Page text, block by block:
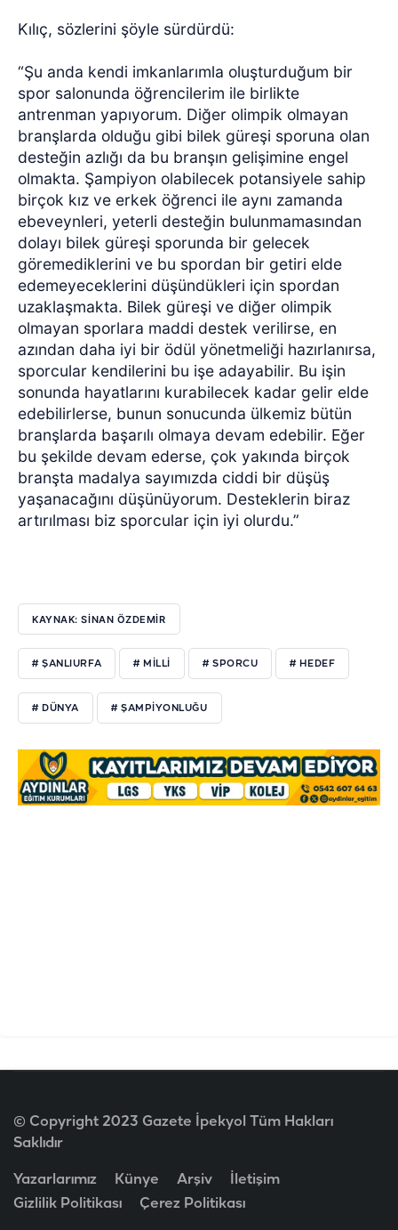
Kılıç, sözlerini şöyle sürdürdü:
“Şu anda kendi imkanlarımla oluşturduğum bir
spor salonunda öğrencilerim ile birlikte
antrenman yapıyorum. Diğer olimpik olmayan
branşlarda olduğu gibi bilek güreşi sporuna olan
desteğin azlığı da bu branşın gelişimine engel
olmakta. Şampiyon olabilecek potansiyele sahip
birçok kız ve erkek öğrenci ile aynı zamanda
ebeveynleri, yeterli desteğin bulunmamasından
dolayı bilek güreşi sporunda bir gelecek
göremediklerini ve bu spordan bir getiri elde
edemeyeceklerini düşündükleri için spordan
uzaklaşmakta. Bilek güreşi ve diğer olimpik
olmayan sporlara maddi destek verilirse, en
azından daha iyi bir ödül yönetmeliği hazırlanırsa,
sporcular kendilerini bu işe adayabilir. Bu işin
sonunda hayatlarını kurabilecek kadar gelir elde
edebilirlerse, bunun sonucunda ülkemiz bütün
branşlarda başarılı olmaya devam edebilir. Eğer
bu şekilde devam ederse, çok yakında birçok
branşta madalya sayımızda ciddi bir düşüş
yaşanacağını düşünüyorum. Desteklerin biraz
artırılması biz sporcular için iyi olurdu.”
KAYNAK: SİNAN ÖZDEMİR
# ŞANLIURFA # MİLLİ # SPORCU # HEDEF
# DÜNYA # ŞAMPİYONLUĞU
© Copyright 2023 Gazete İpekyol Tüm Hakları
Saklıdır
Yazarlarımız Künye Arşiv
İletişim
Gizlilik Politikası
Çerez Politikası